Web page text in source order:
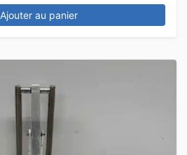
Ajouter au panier